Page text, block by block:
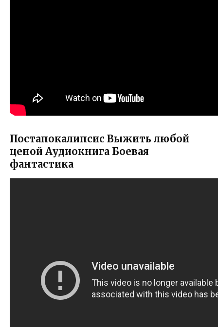
Постапокалипсис Выжить любой
ценой Аудиокнига Боевая
фантастика